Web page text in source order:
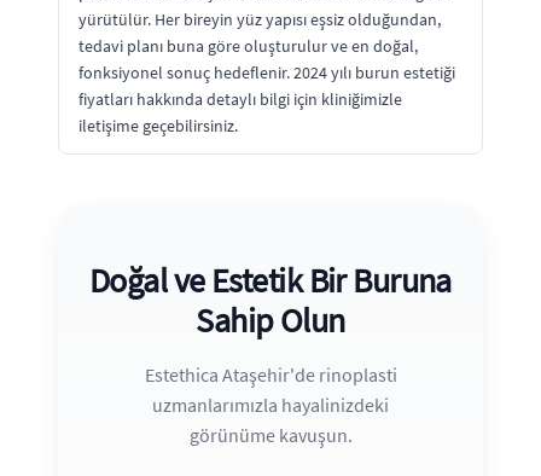
yürütülür. Her bireyin yüz yapısı eşsiz olduğundan,
tedavi planı buna göre oluşturulur ve en doğal,
fonksiyonel sonuç hedeflenir. 2024 yılı burun estetiği
fiyatları hakkında detaylı bilgi için kliniğimizle
iletişime geçebilirsiniz.
Doğal ve Estetik Bir Buruna
Sahip Olun
Estethica Ataşehir'de rinoplasti
uzmanlarımızla hayalinizdeki
görünüme kavuşun.